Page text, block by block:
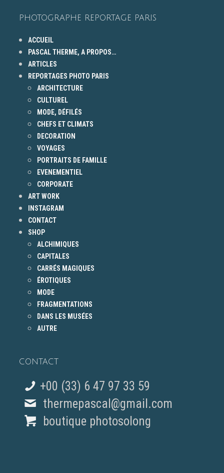
PHOTOGRAPHE REPORTAGE PARIS
ACCUEIL
PASCAL THERME, A PROPOS…
ARTICLES
REPORTAGES PHOTO PARIS
ARCHITECTURE
CULTUREL
MODE, DÉFILÉS
CHEFS ET CLIMATS
DECORATION
VOYAGES
PORTRAITS DE FAMILLE
EVENEMENTIEL
CORPORATE
ART WORK
INSTAGRAM
CONTACT
SHOP
ALCHIMIQUES
CAPITALES
CARRÉS MAGIQUES
ÉROTIQUES
MODE
FRAGMENTATIONS
DANS LES MUSÉES
AUTRE
CONTACT
+00 (33) 6 47 97 33 59
thermepascal@gmail.com
boutique photosolong